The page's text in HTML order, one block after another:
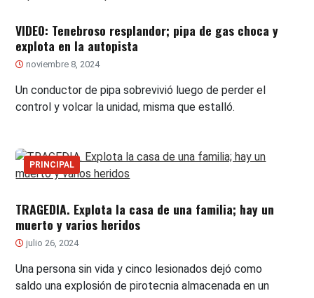
VIDEO: Tenebroso resplandor; pipa de gas choca y
explota en la autopista
noviembre 8, 2024
Un conductor de pipa sobrevivió luego de perder el
control y volcar la unidad, misma que estalló.
PRINCIPAL
TRAGEDIA. Explota la casa de una familia; hay un
muerto y varios heridos
julio 26, 2024
Una persona sin vida y cinco lesionados dejó como
saldo una explosión de pirotecnia almacenada en un